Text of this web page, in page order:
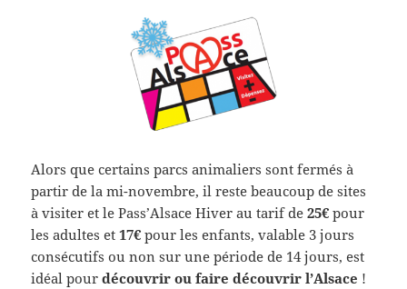
Alors que certains parcs animaliers sont fermés à
partir de la mi-novembre, il reste beaucoup de sites
à visiter et le Pass’Alsace Hiver au tarif de25€ pour
les adultes et 17€ pour les enfants, valable 3 jours
consécutifs ou non sur une période de 14 jours, est
idéal pourdécouvrir ou faire découvrir l’Alsace !